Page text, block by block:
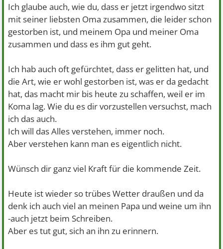
Ich glaube auch, wie du, dass er jetzt irgendwo sitzt
mit seiner liebsten Oma zusammen, die leider schon
gestorben ist, und meinem Opa und meiner Oma
zusammen und dass es ihm gut geht.
Ich hab auch oft gefürchtet, dass er gelitten hat, und
die Art, wie er wohl gestorben ist, was er da gedacht
hat, das macht mir bis heute zu schaffen, weil er im
Koma lag. Wie du es dir vorzustellen versuchst, mach
ich das auch.
Ich will das Alles verstehen, immer noch.
Aber verstehen kann man es eigentlich nicht.
Wünsch dir ganz viel Kraft für die kommende Zeit.
Heute ist wieder so trübes Wetter draußen und da
denk ich auch viel an meinen Papa und weine um ihn
-auch jetzt beim Schreiben.
Aber es tut gut, sich an ihn zu erinnern.